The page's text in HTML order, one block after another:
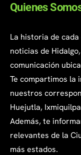
Quienes
La historia de
noticias de
comunicación
Te compartimos la
nuestros
Huejutla,
Además, te
relevantes de la
más estados.